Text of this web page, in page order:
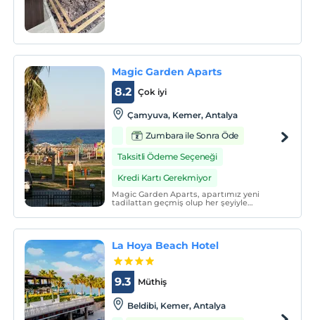
Magic Garden Aparts
Çok iyi
8.2
Çamyuva, Kemer, Antalya
Zumbara ile Sonra Öde
Taksitli Ödeme Seçeneği
Kredi Kartı Gerekmiyor
Magic Garden Aparts, apartımız yeni
tadilattan geçmiş olup her şeyiyle
sunulmuştur. Çok sıcak ve içten bir aile
ortamının mevcut olduğu bir tesiste
hissedeceksiniz.
La Hoya Beach Hotel
Müthiş
9.3
Beldibi, Kemer, Antalya